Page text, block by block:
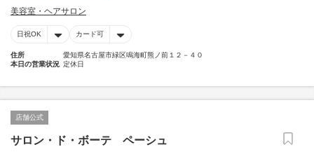
美容室・ヘアサロン
日祝OK カード可
住所
愛知県名古屋市緑区鳴海町熊ノ前１２－４０
本日の営業状況 定休日
店舗公式
サロン・ド・ボーテ ペーシュ